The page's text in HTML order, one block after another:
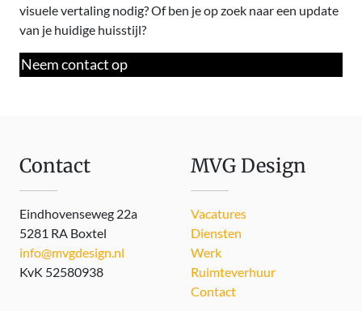
visuele vertaling nodig? Of ben je op zoek naar een update
van je huidige huisstijl?
Neem contact op
Contact
Eindhovenseweg 22a
5281 RA Boxtel
info@mvgdesign.nl
KvK 52580938
MVG Design
Vacatures
Diensten
Werk
Ruimteverhuur
Contact